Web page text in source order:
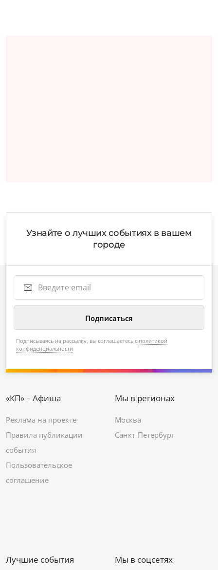
Узнайте о лучших событиях в вашем
городе
Подписываясь на рассылку, вы соглашаетесь с политикой
конфиденциальности
«КП» – Афиша
Реклама на проекте
Правила публикации
события
Пользовательское
соглашение
Мы в регионах
Москва
Санкт-Петербург
Лучшие события Мы в соцсетях